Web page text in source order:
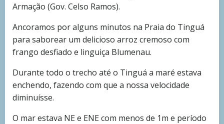
Armação (Gov. Celso Ramos).
Ancoramos por alguns minutos na Praia do Tinguá
para saborear um delicioso arroz cremoso com
frango desfiado e linguiça Blumenau.
Durante todo o trecho até o Tinguá a maré estava
enchendo, fazendo com que a nossa velocidade
diminuísse.
O mar estava NE e ENE com menos de 1m e período